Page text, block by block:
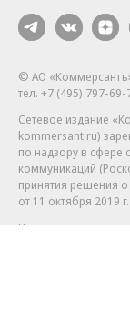
© АО
тел. +7 (495) 797-69-
Сетевое издание
kommersant.ru)
по надзору в сфере
коммуникаций
принятия решения о
от 11 октября 2019 г.
Партнерские